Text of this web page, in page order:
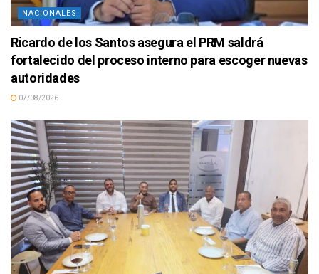
NACIONALES
Ricardo de los Santos asegura el PRM saldrá
fortalecido del proceso interno para escoger nuevas
autoridades
07/08/2026